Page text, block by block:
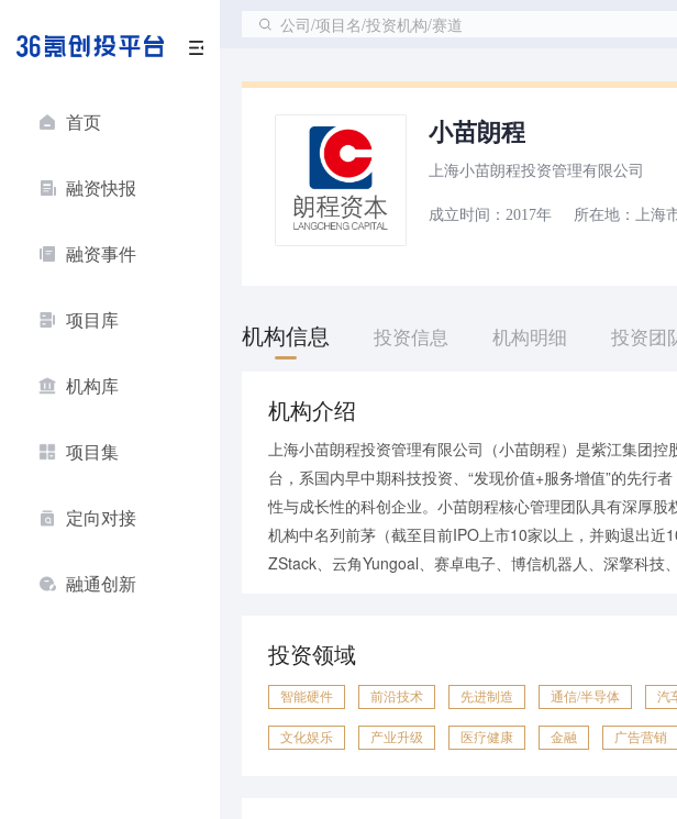
首页
融资快报
融资事件
项目库
机构库
项目集
定向对接
融通创新
公司/项目名/投资机构/赛道
小苗朗程
上海小苗朗程投资管理有限公司
成立时间：2017年 所在地：上海
机构信息 投资信息 机构明细 投资团
机构介绍
上海小苗朗程投资管理有限公司（小苗朗程）是紫江集团
台，系国内早中期科技投资、“发现价值+服务增值”的先行
性与成长性的科创企业。小苗朗程核心管理团队具有深厚
机构中名列前茅（截至目前IPO上市10家以上，并购退出
ZStack、云角Yungoal、赛卓电子、博信机器人、深擎科技
投资领域
智能硬件 前沿技术 先进制造 通信/半导体 汽
文化娱乐 产业升级 医疗健康 金融 广告营销